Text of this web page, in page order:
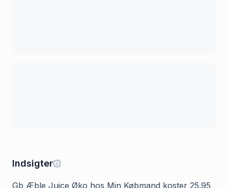
Indsigter
Gb Æble Juice Øko hos Min Købmand koster 25.95